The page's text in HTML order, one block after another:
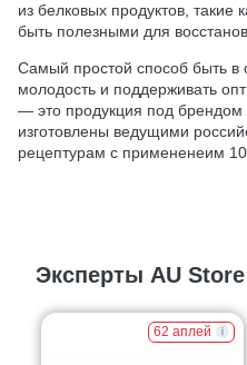
из белковых продуктов, такие
быть полезными для
Самый простой способ быть
молодость и поддерживать
— это продукция под брендом
изготовлены ведущими
рецептурам с примененеим
Эксперты AU
62 аплей